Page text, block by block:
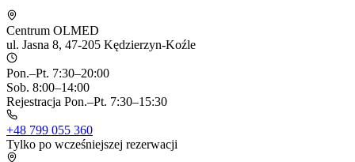
Centrum OLMED
ul. Jasna 8, 47-205 Kędzierzyn-Koźle
Pon.–Pt. 7:30–20:00
Sob. 8:00–14:00
Rejestracja Pon.–Pt. 7:30–15:30
+48 799 055 360
Tylko po wcześniejszej rezerwacji